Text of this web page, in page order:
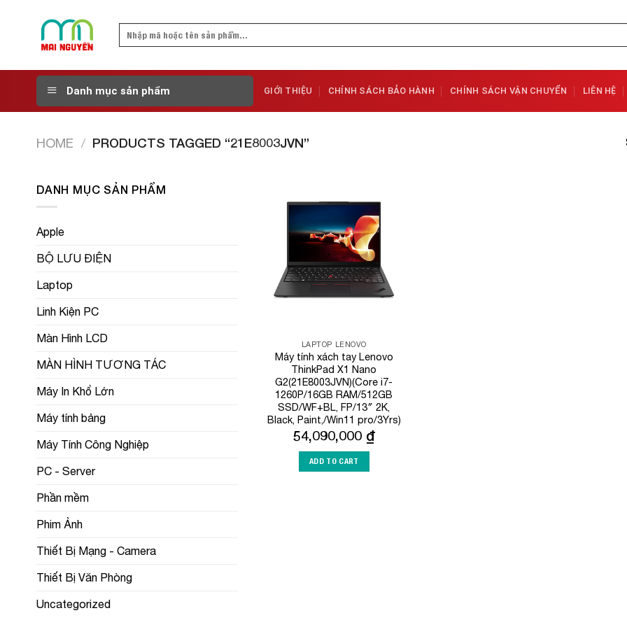
Search
Danh mục sản phẩm GIỚI THIỆU CHÍNH SÁCH BẢO HÀNH CHÍNH SÁCH VẬN CHUYỂN LIÊN HỆ
HOME / PRODUCTS TAGGED “21E8003JVN”
DANH MỤC SẢN PHẨM
Apple
BỘ LƯU ĐIỆN
Laptop
Linh Kiện PC
Màn Hình LCD
MÀN HÌNH TƯƠNG TÁC
Máy In Khổ Lớn
Máy tính bảng
Máy Tính Công Nghiệp
PC - Server
Phần mềm
Phim Ảnh
Thiết Bị Mạng - Camera
Thiết Bị Văn Phòng
Uncategorized
Add to
Wishlist
LAPTOP LENOVO
Máy tính xách tay Lenovo
ThinkPad X1 Nano
G2(21E8003JVN)(Core i7-
1260P/16GB RAM/512GB
SSD/WF+BL, FP/13″ 2K,
Black, Paint,/Win11 pro/3Yrs)
54,090,000 ₫
ADD TO CART